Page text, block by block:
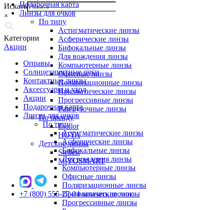
Искать
×
Категории
Акции
Оправы
Солнцезащитные очки
Контактные линзы
Аксессуары и уход
Акции
Подарочная карта
Линзы для очков
По типу
Астигматические линзы
Асферические линзы
Бифокальные линзы
Для вождения линзы
Компьютерные линзы
Офисные линзы
Поляризационные линзы
Призматические линзы
Прогрессивные линзы
Подарочная карта
Линзы для очков
По типу
Астигматические линзы
Асферические линзы
Бифокальные линзы
Для вождения линзы
Компьютерные линзы
Офисные линзы
Поляризационные линзы
Призматические линзы
Прогрессивные линзы
Разгрузочные линзы
По бренду
Essilor
HOYA
Детские линзы
Stellest
MiYOSMART
+7 (800) 555-27-04 заказать звонок